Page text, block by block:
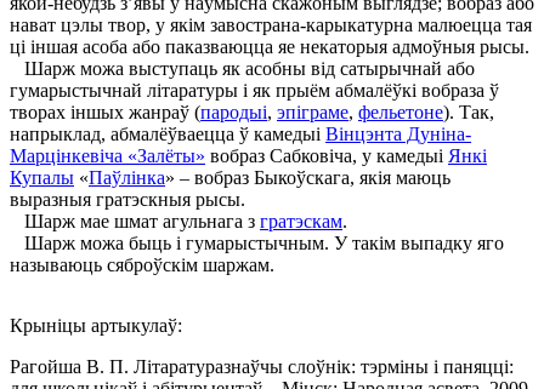
нават цэлы твор, у якім завострана-карыкатурна малюецца тая
ці іншая асоба або паказваюцца яе некаторыя адмоўныя рысы.
Шарж можа выступаць як асобны від сатырычнай або
гумарыстычнай літаратуры і як прыём абмалёўкі вобраза ў
творах іншых жанраў (пародыі, эпіграме, фельетоне). Так,
напрыклад, абмалёўваецца ў камедыі Вінцэнта Дуніна-
Марцінкевіча «Залёты» вобраз Сабковіча, у камедыі Янкі
Купалы «Паўлінка» – вобраз Быкоўскага, якія маюць
выразныя гратэскныя рысы.
Шарж мае шмат агульнага з гратэскам.
Шарж можа быць і гумарыстычным. У такім выпадку яго
называюць сяброўскім шаржам.
Крыніцы артыкулаў:
Рагойша В. П. Літаратуразнаўчы слоўнік: тэрміны i паняцці: